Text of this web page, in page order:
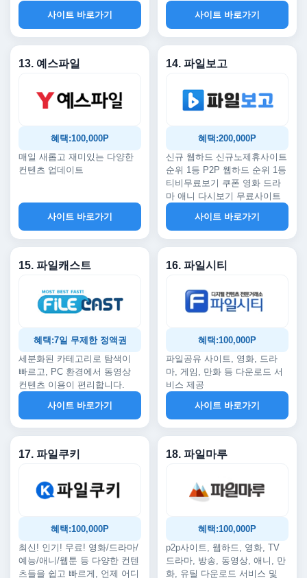
사이트 바로가기
사이트 바로가기
13. 예스파일
혜택:100,000P
매일 새롭고 재미있는 다양한
컨텐츠 업데이트
사이트 바로가기
14. 파일보고
혜택:200,000P
신규 웹하드 신규노제휴사이트
순위 1등 P2P 웹하드 순위 1등
티비무료보기 쿠폰 영화 드라
마 애니 다시보기 무료사이트
사이트 바로가기
15. 파일캐스트
혜택:7일 무제한 정액권
세분화된 카테고리로 탐색이
빠르고, PC 환경에서 동영상
컨텐츠 이용이 편리합니다.
사이트 바로가기
16. 파일시티
혜택:100,000P
파일공유 사이트, 영화, 드라
마, 게임, 만화 등 다운로드 서
비스 제공
사이트 바로가기
17. 파일쿠키
혜택:100,000P
최신! 인기! 무료! 영화/드라마/
예능/애니/웹툰 등 다양한 컨텐
츠들을 쉽고 빠르게, 언제 어디
18. 파일마루
혜택:100,000P
p2p사이트, 웹하드, 영화, TV
드라마, 방송, 동영상, 애니, 만
화, 유틸 다운로드 서비스 및